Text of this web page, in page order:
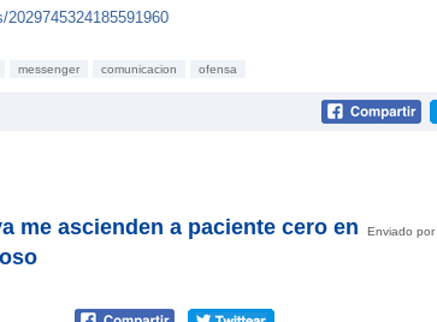
messenger comunicacion ofensa
Enviado por
me ascienden a paciente cero en